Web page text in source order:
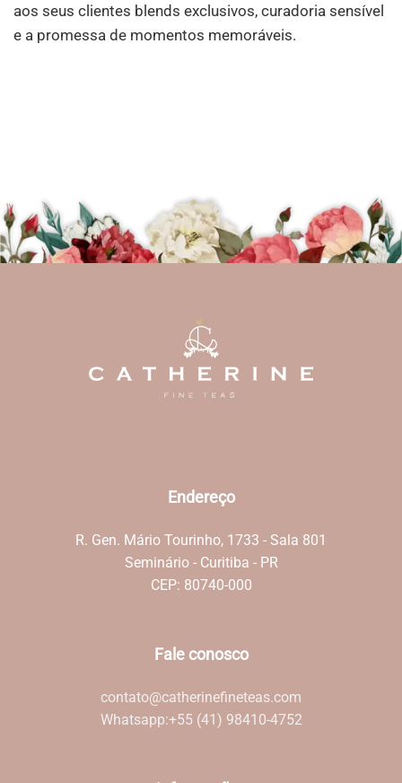
aos seus clientes blends exclusivos, curadoria sensível
e a promessa de momentos memoráveis.
Endereço
R. Gen. Mário Tourinho, 1733 - Sala 801
Seminário - Curitiba - PR
CEP: 80740-000
Fale conosco
contato@catherinefineteas.com
Whatsapp:+55 (41) 98410-4752